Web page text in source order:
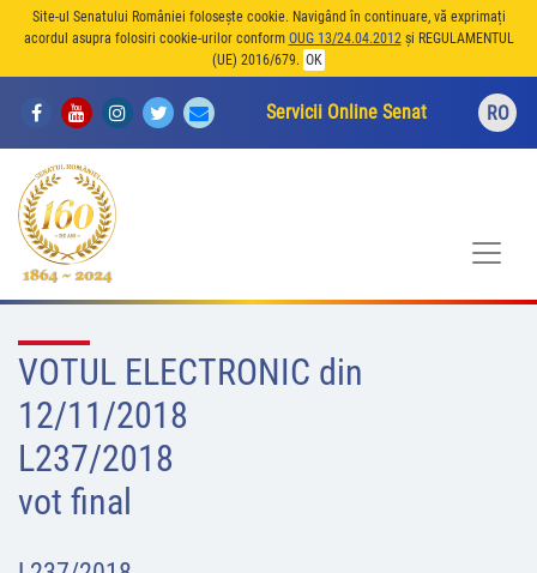
Site-ul Senatului României folosește cookie. Navigând în continuare, vă exprimați
acordul asupra folosiri cookie-urilor conform OUG 13/24.04.2012și REGULAMENTUL
(UE) 2016/679. OK
Servicii Online Senat RO
VOTUL ELECTRONIC din
12/11/2018
L237/2018
vot final